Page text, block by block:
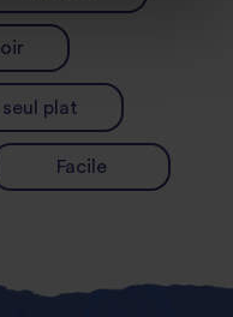
plat
Facile